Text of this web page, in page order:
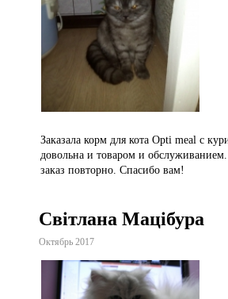
Заказала корм для кота Opti meal c
довольна и товаром и обслуживанием.
заказ повторно. Спасибо вам!
Світлана Мацібура
Октябрь 2017